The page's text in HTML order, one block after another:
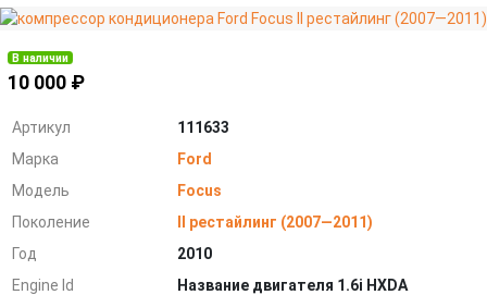
В наличии
10 000 ₽
Артикул
111633
Марка
Ford
Модель
Focus
Поколение
II рестайлинг (2007—2011)
Год
2010
Engine Id
Название двигателя 1.6i HXDA